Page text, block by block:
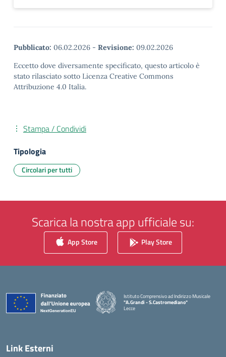
Pubblicato: 06.02.2026 - Revisione: 09.02.2026
Eccetto dove diversamente specificato, questo articolo è
stato rilasciato sotto Licenza Creative Commons
Attribuzione 4.0 Italia.
Stampa / Condividi
Tipologia
Circolari per tutti
Scarica la nostra app ufficiale su:
App Store Play Store
Istituto Comprensivo ad Indirizzo Musicale
"A.Grandi - S.Castromediano"
Lecce
Link Esterni